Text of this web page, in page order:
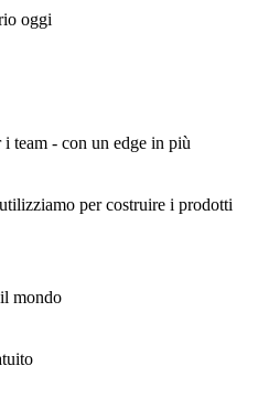
oggi
team - con un edge in più
per costruire i prodotti
mondo